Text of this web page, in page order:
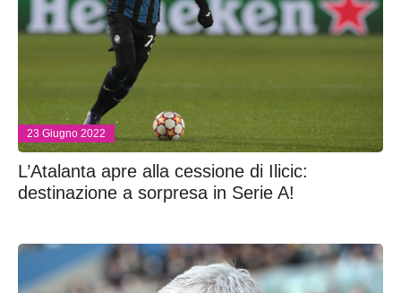
23 Giugno 2022
L’Atalanta apre alla cessione di Ilicic:
destinazione a sorpresa in Serie A!